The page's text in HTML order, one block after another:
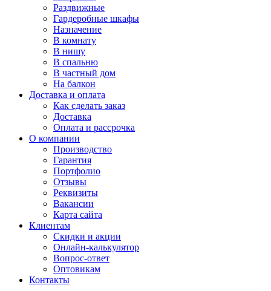
Раздвижные
Гардеробные шкафы
Назначение
В комнату
В нишу
В спальню
В частный дом
На балкон
Доставка и оплата
Как сделать заказ
Доставка
Оплата и рассрочка
О компании
Производство
Гарантия
Портфолио
Отзывы
Реквизиты
Вакансии
Карта сайта
Клиентам
Скидки и акции
Онлайн-калькулятор
Вопрос-ответ
Оптовикам
Контакты